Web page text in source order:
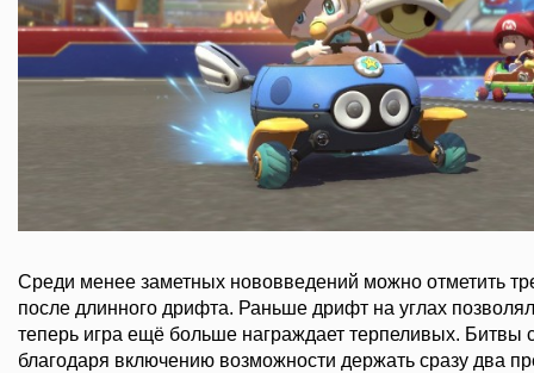
Среди менее заметных нововведений можно отметить
после длинного дрифта. Раньше дрифт на углах
теперь игра ещё больше награждает терпеливых. Битвы
благодаря включению возможности держать сразу два